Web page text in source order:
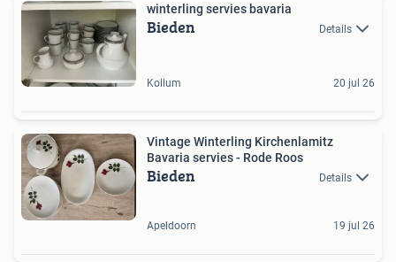
winterling servies bavaria
Bieden Details
Kollum 20 jul 26
Vintage Winterling Kirchenlamitz
Bavaria servies - Rode Roos
Bieden Details
Apeldoorn 19 jul 26